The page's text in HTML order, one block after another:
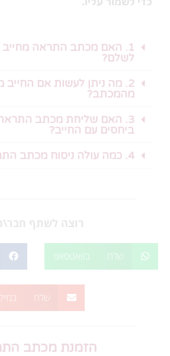
1. האם מכתב התראה מחייב
לשלם?
2. מה ניתן לעשות אם
מהמכתב?
3. האם שליחת מכתב התראה
ביחסים עם החייב?
4. כמה עולה ניסוח מכתב התראה מקצועי?
שלח בוואטסאפ
שלח
הזמנת מכתב